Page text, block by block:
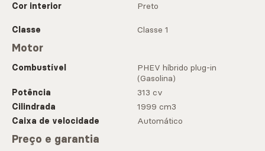
Cor interior
Preto
Classe Classe 1
Motor
Combustível
PHEV híbrido plug-in
(Gasolina)
Potência
313 cv
Cilindrada
1999 cm3
Caixa de velocidade
Automático
Preço e garantia